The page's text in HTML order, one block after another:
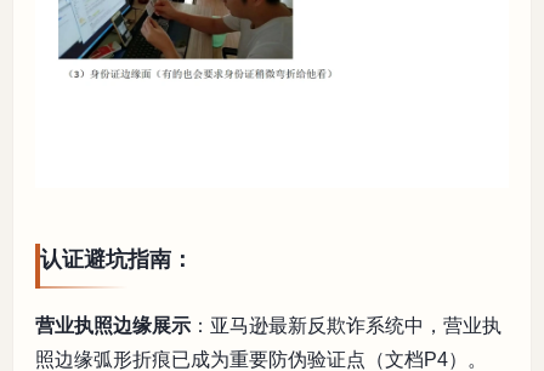
认证避坑指南：
营业执照边缘展示 ：亚马逊最新反欺诈系统中，营业执
照边缘弧形折痕已成为重要防伪验证点（文档P4）。